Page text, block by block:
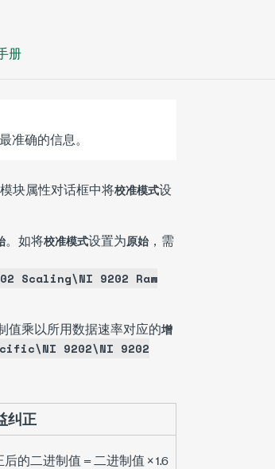
册
准确的信息。
块属性对话框中将校准模式设
。如将校准模式设置为原始 ，需
Scaling\NI 9202 Raw
值乘以所用数据速率对应的增
9202\NI 9202
纠正
后的二进制值 = 二进制值 × 1.6